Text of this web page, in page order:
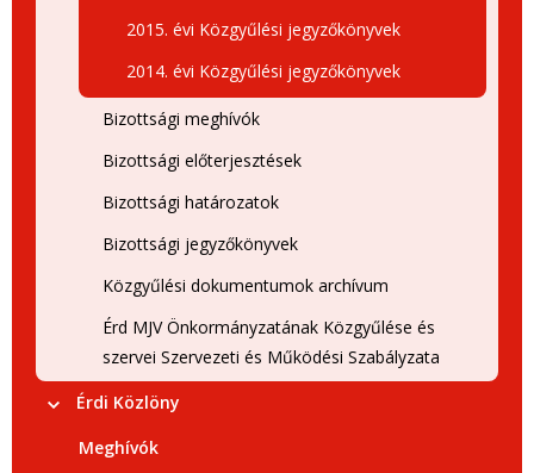
2015. évi Közgyűlési jegyzőkönyvek
2014. évi Közgyűlési jegyzőkönyvek
Bizottsági meghívók
Bizottsági előterjesztések
Bizottsági határozatok
Bizottsági jegyzőkönyvek
Közgyűlési dokumentumok archívum
Érd MJV Önkormányzatának Közgyűlése és
szervei Szervezeti és Működési Szabályzata
Érdi Közlöny
Meghívók